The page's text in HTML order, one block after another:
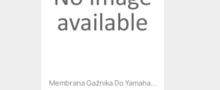
Membrana Gaźnika Do Yamaha...